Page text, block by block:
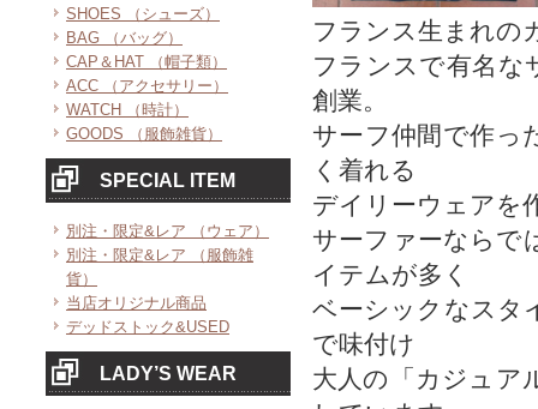
SHOES （シューズ）
BAG （バッグ）
CAP＆HAT （帽子類）
ACC （アクセサリー）
WATCH （時計）
GOODS （服飾雑貨）
SPECIAL ITEM
別注・限定&レア （ウェア）
別注・限定&レア （服飾雑
貨）
当店オリジナル商品
デッドストック&USED
LADY’S WEAR
フランス生まれの
フランスで有名な
創業。
サーフ仲間で作っ
く着れる
デイリーウェアを
サーファーならで
イテムが多く
ベーシックなスタ
で味付け
大人の「カジュア